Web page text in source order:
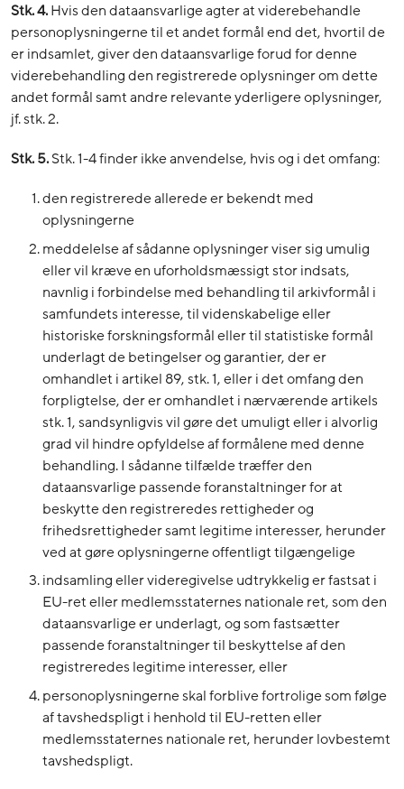
Stk. 4.Hvis den dataansvarlige agter at viderebehandle
personoplysningerne til et andet formål end det, hvortil de
er indsamlet, giver den dataansvarlige forud for denne
viderebehandling den registrerede oplysninger om dette
andet formål samt andre relevante yderligere oplysninger,
jf. stk. 2.
Stk. 5.Stk. 1-4 finder ikke anvendelse, hvis og i det omfang:
den registrerede allerede er bekendt med
oplysningerne
meddelelse af sådanne oplysninger viser sig umulig
eller vil kræve en uforholdsmæssigt stor indsats,
navnlig i forbindelse med behandling til arkivformål i
samfundets interesse, til videnskabelige eller
historiske forskningsformål eller til statistiske formål
underlagt de betingelser og garantier, der er
omhandlet i artikel 89, stk. 1, eller i det omfang den
forpligtelse, der er omhandlet i nærværende artikels
stk. 1, sandsynligvis vil gøre det umuligt eller i alvorlig
grad vil hindre opfyldelse af formålene med denne
behandling. I sådanne tilfælde træffer den
dataansvarlige passende foranstaltninger for at
beskytte den registreredes rettigheder og
frihedsrettigheder samt legitime interesser, herunder
ved at gøre oplysningerne offentligt tilgængelige
indsamling eller videregivelse udtrykkelig er fastsat i
EU-ret eller medlemsstaternes nationale ret, som den
dataansvarlige er underlagt, og som fastsætter
passende foranstaltninger til beskyttelse af den
registreredes legitime interesser, eller
personoplysningerne skal forblive fortrolige som følge
af tavshedspligt i henhold til EU-retten eller
medlemsstaternes nationale ret, herunder lovbestemt
tavshedspligt.